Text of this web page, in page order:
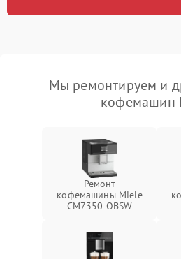
Мы ремонтируем и
кофемашин
Ремонт
кофемашины Miele
CM7350 OBSW